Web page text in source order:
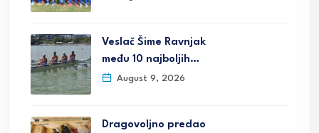
Veslač Šime Ravnjak
među 10 najboljih…
August 9, 2026
Dragovoljno predao